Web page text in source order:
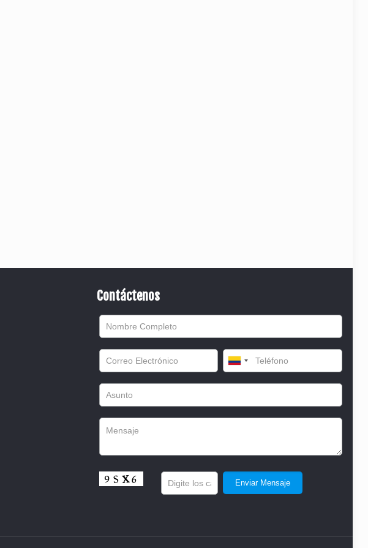
Contáctenos